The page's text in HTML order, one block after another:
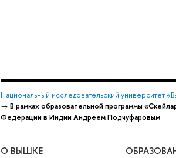
Национальный исследовательский университет
→ В рамках образовательной программы
Федерации в Индии Андреем Подчуфаровым
О ВЫШКЕ